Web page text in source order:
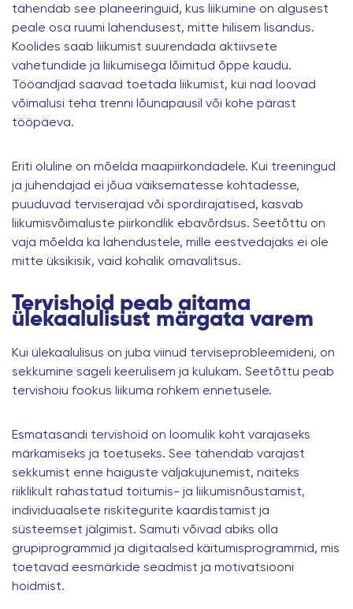
tähendab see planeeringuid, kus liikumine on algusest
peale osa ruumi lahendusest, mitte hilisem lisandus.
Koolides saab liikumist suurendada aktiivsete
vahetundide ja liikumisega lõimitud õppe kaudu.
Tööandjad saavad toetada liikumist, kui nad loovad
võimalusi teha trenni lõunapausil või kohe pärast
tööpäeva.
Eriti oluline on mõelda maapiirkondadele. Kui treeningud
ja juhendajad ei jõua väiksematesse kohtadesse,
puuduvad terviserajad või spordirajatised, kasvab
liikumisvõimaluste piirkondlik ebavõrdsus. Seetõttu on
vaja mõelda ka lahendustele, mille eestvedajaks ei ole
mitte üksikisik, vaid kohalik omavalitsus.
Tervishoid peab aitama
ülekaalulisust märgata varem
Kui ülekaalulisus on juba viinud terviseprobleemideni, on
sekkumine sageli keerulisem ja kulukam. Seetõttu peab
tervishoiu fookus liikuma rohkem ennetusele.
Esmatasandi tervishoid on loomulik koht varajaseks
märkamiseks ja toetuseks. See tähendab varajast
sekkumist enne haiguste väljakujunemist, näiteks
riiklikult rahastatud toitumis- ja liikumisnõustamist,
individuaalsete riskitegurite kaardistamist ja
süsteemset jälgimist. Samuti võivad abiks olla
grupiprogrammid ja digitaalsed käitumisprogrammid, mis
toetavad eesmärkide seadmist ja motivatsiooni
hoidmist.